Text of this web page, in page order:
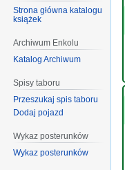
Strona główna katalogu
książek
Archiwum Enkolu
Katalog Archiwum
Spisy taboru
Przeszukaj spis taboru
Dodaj pojazd
Wykaz posterunków
Wykaz posterunków